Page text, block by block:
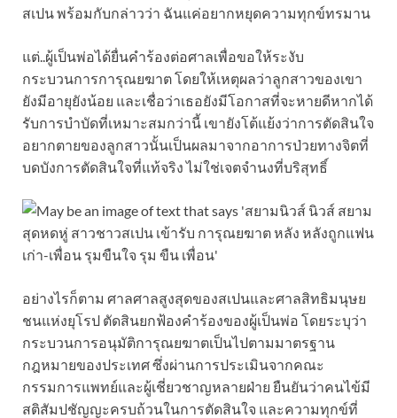
สเปน พร้อมกับกล่าวว่า ฉันแค่อยากหยุดความทุกข์ทรมาน
แต่..ผู้เป็นพ่อได้ยื่นคำร้องต่อศาลเพื่อขอให้ระงับ
กระบวนการการุณยฆาต โดยให้เหตุผลว่าลูกสาวของเขา
ยังมีอายุยังน้อย และเชื่อว่าเธอยังมีโอกาสที่จะหายดีหากได้
รับการบำบัดที่เหมาะสมกว่านี้ เขายังโต้แย้งว่าการตัดสินใจ
อยากตายของลูกสาวนั้นเป็นผลมาจากอาการป่วยทางจิตที่
บดบังการตัดสินใจที่แท้จริง ไม่ใช่เจตจำนงที่บริสุทธิ์
อย่างไรก็ตาม ศาลศาลสูงสุดของสเปนและศาลสิทธิมนุษย
ชนแห่งยุโรป ตัดสินยกฟ้องคำร้องของผู้เป็นพ่อ โดยระบุว่า
กระบวนการอนุมัติการุณยฆาตเป็นไปตามมาตรฐาน
กฎหมายของประเทศ ซึ่งผ่านการประเมินจากคณะ
กรรมการแพทย์และผู้เชี่ยวชาญหลายฝ่าย ยืนยันว่าคนไข้มี
สติสัมปชัญญะครบถ้วนในการตัดสินใจ และความทุกข์ที่